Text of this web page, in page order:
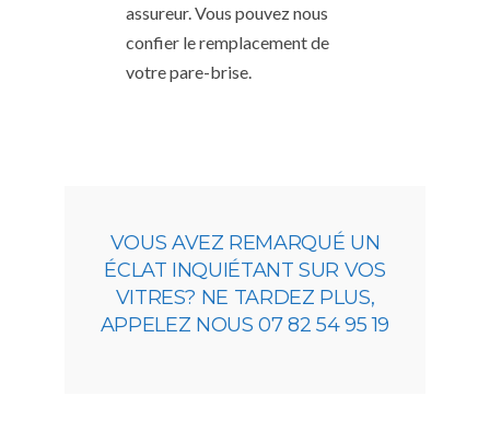
assureur. Vous pouvez nous
confier le remplacement de
votre pare-brise.
VOUS AVEZ REMARQUÉ UN
ÉCLAT INQUIÉTANT SUR VOS
VITRES? NE TARDEZ PLUS,
APPELEZ NOUS 07 82 54 95 19